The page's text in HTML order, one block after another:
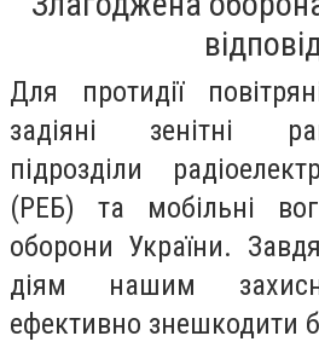
Для протидії
задіяні зенітні
підрозділи
(РЕБ) та мобільні
оборони України.
діям нашим
ефективно знешкодити